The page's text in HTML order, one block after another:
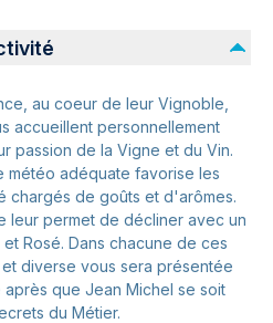
au coeur de leur Vignoble,
accueillent personnellement
passion de la Vigne et du Vin.
météo adéquate favorise les
chargés de goûts et d'arômes.
leur permet de décliner avec un
Rosé. Dans chacune de ces
diverse vous sera présentée
que Jean Michel se soit
du Métier.